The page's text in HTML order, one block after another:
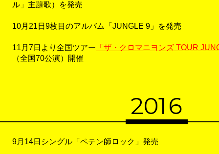
ル」主題歌）を発売
10月21日9枚目のアルバム「JUNGLE 9」を発売
11月7日より全国ツアー 「ザ・クロマニヨンズ TOUR
（全国70公演）開催
2016
9月14日シングル「ペテン師ロック」発売